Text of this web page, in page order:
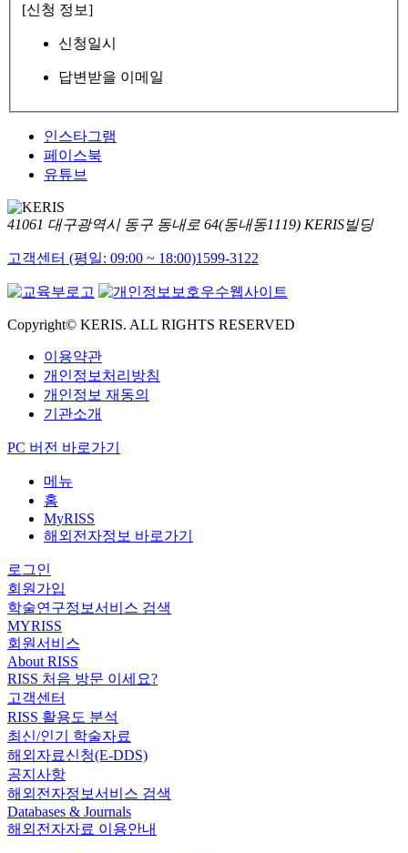
[신청 정보]
신청일시
답변받을 이메일
인스타그램
페이스북
유튜브
41061 대구광역시 동구 동내로 64(동내동1119) KERIS빌딩
고객센터 (평일: 09:00 ~ 18:00)1599-3122
Copyright© KERIS. ALL RIGHTS RESERVED
이용약관
개인정보처리방침
개인정보 재동의
기관소개
PC 버전 바로가기
메뉴
홈
MyRISS
해외전자정보 바로가기
로그인
회원가입
학술연구정보서비스 검색
MYRISS
회원서비스
About RISS
RISS 처음 방문 이세요?
고객센터
RISS 활용도 분석
최신/인기 학술자료
해외자료신청(E-DDS)
공지사항
해외전자정보서비스 검색
Databases & Journals
해외전자자료 이용안내